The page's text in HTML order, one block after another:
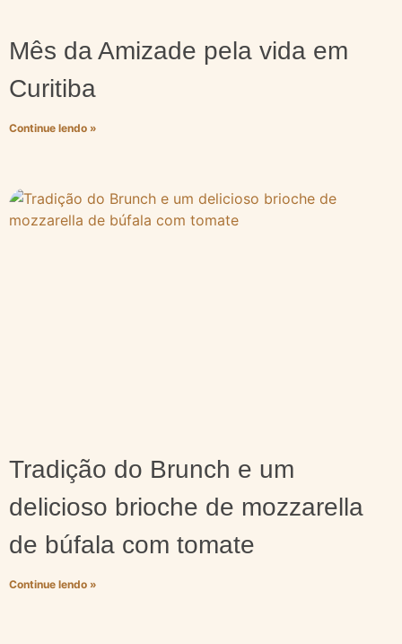
Mês da Amizade pela vida em
Curitiba
Continue lendo »
Tradição do Brunch e um
delicioso brioche de mozzarella
de búfala com tomate
Continue lendo »